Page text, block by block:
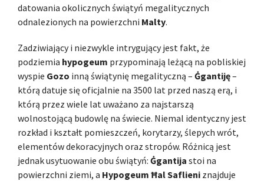
datowania okolicznych świątyń megalitycznych
odnalezionych na powierzchni Malty.
Zadziwiający i niezwykle intrygujący jest fakt, że
podziemia hypogeum przypominają leżącą na pobliskiej
wyspie Gozo inną świątynię megalityczną – Ġgantiję–
którą datuje się oficjalnie na 3500 lat przed naszą erą, i
którą przez wiele lat uważano za najstarszą
wolnostojącą budowlę na świecie. Niemal identyczny jest
rozkład i kształt pomieszczeń, korytarzy, ślepych wrót,
elementów dekoracyjnych oraz stropów. Różnicą jest
jednak usytuowanie obu świątyń: Ġgantija stoi na
powierzchni ziemi, a Hypogeum Ħal Saflieni znajduje